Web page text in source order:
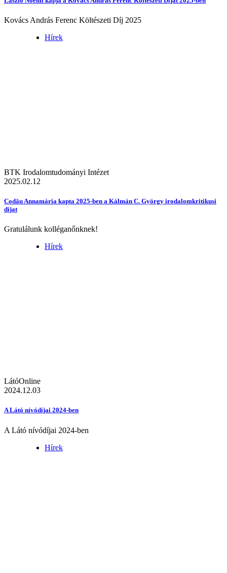
Kovács András Ferenc Költészeti Díj 2025
Hírek
BTK Irodalomtudományi Intézet
2025.02.12
Codău Annamária kapta 2025-ben a Kálmán C. György irodalomkritikusi
díjat
Gratulálunk kolléganőnknek!
Hírek
LátóOnline
2024.12.03
A Látó nívódíjai 2024-ben
A Látó nívódíjai 2024-ben
Hírek